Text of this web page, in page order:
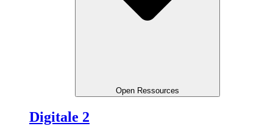
Open Ressources
Digitale 2